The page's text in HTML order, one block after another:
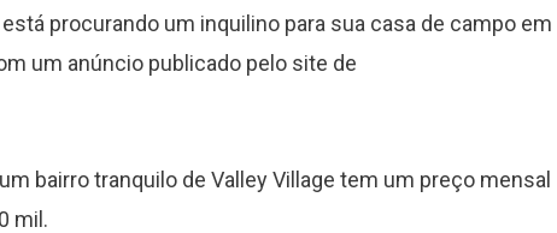
está procurando um inquilino para sua casa de campo em
um anúncio publicado pelo site de
bairro tranquilo de Valley Village tem um preço mensal
mil.